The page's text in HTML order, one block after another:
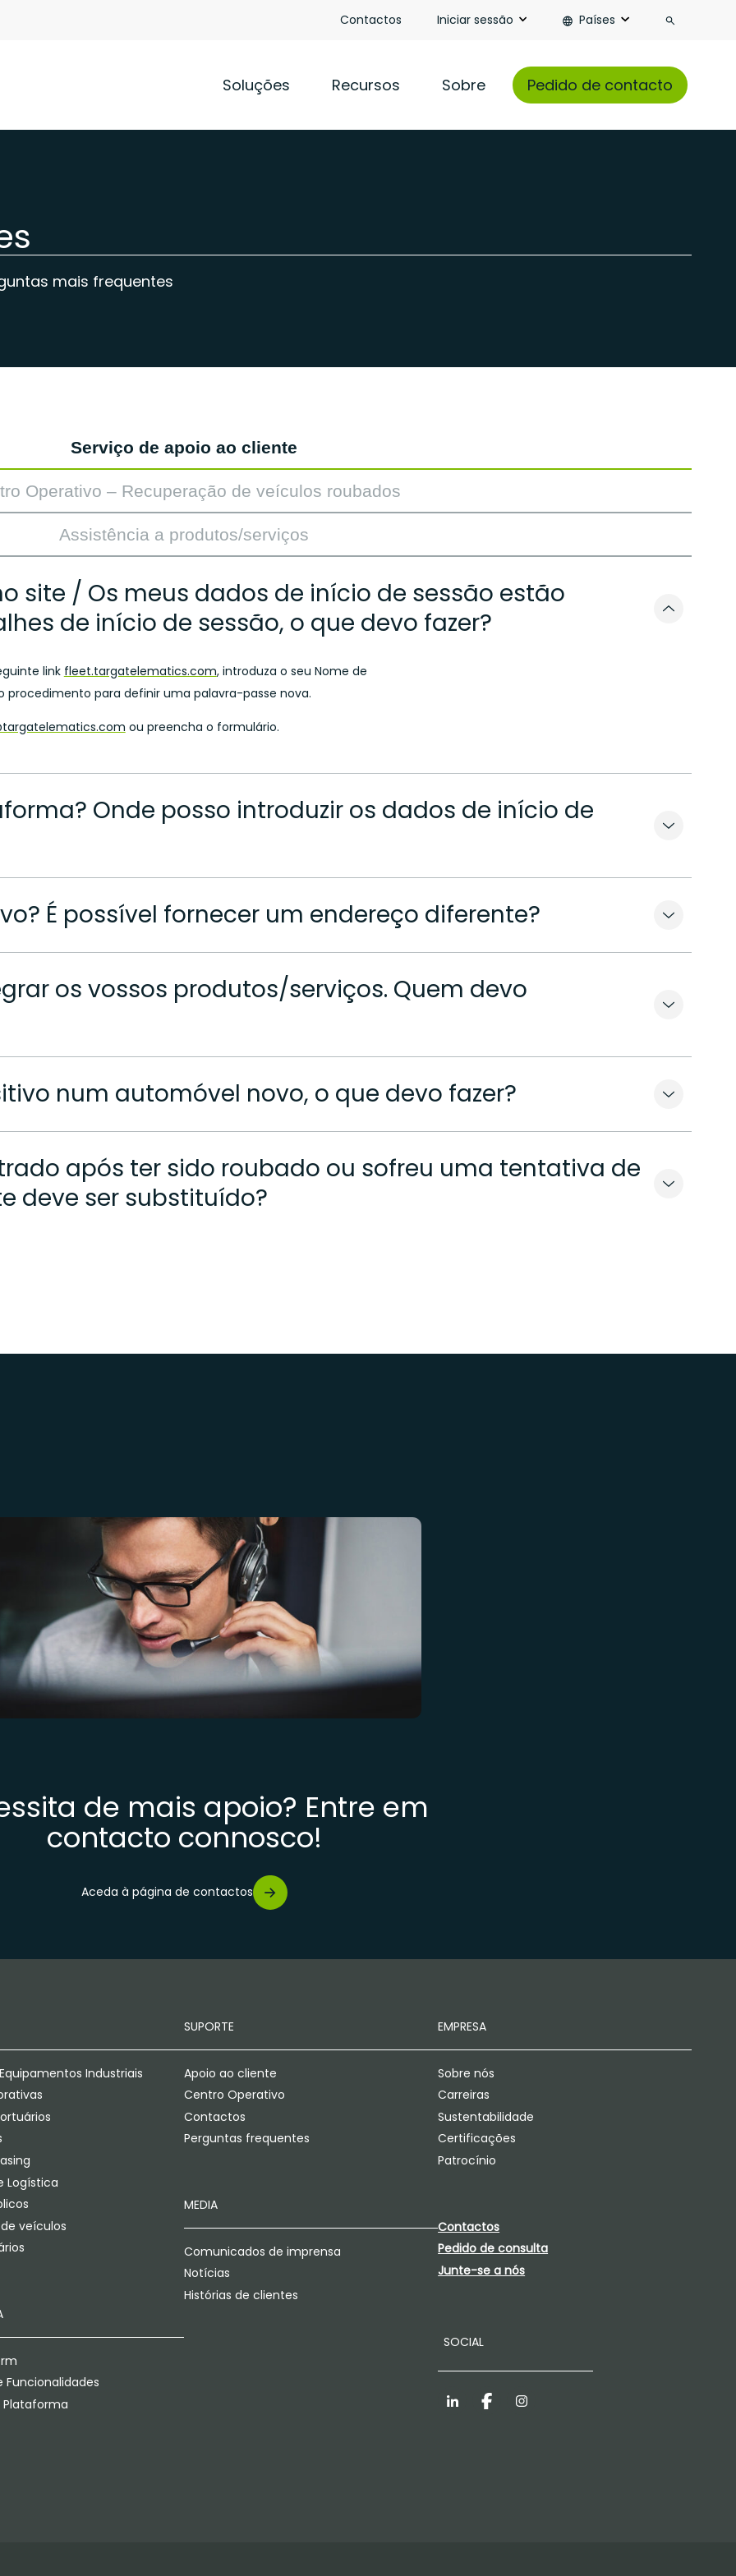
Contactos Iniciar sessão Países
Soluções Recursos Sobre Pedido de contacto
mais frequentes
Serviço de apoio ao cliente
Operativo – Recuperação de veículos roubados
Assistência a produtos/serviços
site / Os meus dados de início de sessão estão
de início de sessão, o que devo fazer?
link fleet.targatelematics.com, introduza o seu Nome de
procedimento para definir uma palavra-passe nova.
ou preencha o formulário.
Onde posso introduzir os dados de início de
É possível fornecer um endereço diferente?
os vossos produtos/serviços. Quem devo
num automóvel novo, o que devo fazer?
após ter sido roubado ou sofreu uma tentativa de
deve ser substituído?
de mais apoio? Entre em
contacto connosco!
Aceda à página de contactos
Industriais
Logística
veículos
Funcionalidades
Plataforma
SUPORTE
Apoio ao cliente
Centro Operativo
Contactos
Perguntas frequentes
MEDIA
Comunicados de imprensa
Notícias
Histórias de clientes
EMPRESA
Sobre nós
Carreiras
Sustentabilidade
Certificações
Patrocínio
Contactos
Pedido de consulta
Junte-se a nós
SOCIAL
LinkedInFacebookInstagram